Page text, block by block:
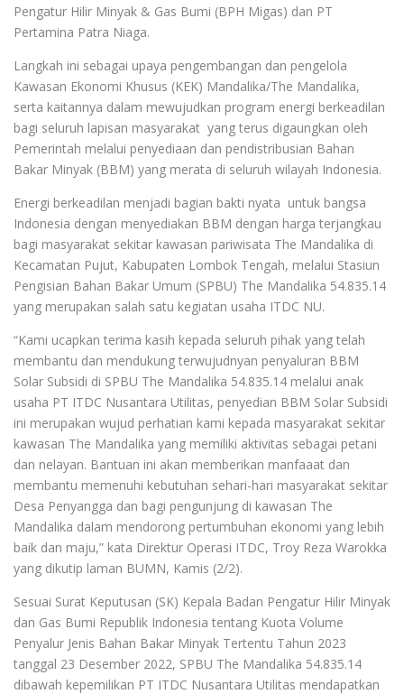
Pengatur Hilir Minyak & Gas Bumi (BPH Migas) dan PT
Pertamina Patra Niaga.
Langkah ini sebagai upaya pengembangan dan pengelola
Kawasan Ekonomi Khusus (KEK) Mandalika/The Mandalika,
serta kaitannya dalam mewujudkan program energi berkeadilan
bagi seluruh lapisan masyarakat yang terus digaungkan oleh
Pemerintah melalui penyediaan dan pendistribusian Bahan
Bakar Minyak (BBM) yang merata di seluruh wilayah Indonesia.
Energi berkeadilan menjadi bagian bakti nyata untuk bangsa
Indonesia dengan menyediakan BBM dengan harga terjangkau
bagi masyarakat sekitar kawasan pariwisata The Mandalika di
Kecamatan Pujut, Kabupaten Lombok Tengah, melalui Stasiun
Pengisian Bahan Bakar Umum (SPBU) The Mandalika 54.835.14
yang merupakan salah satu kegiatan usaha ITDC NU.
“Kami ucapkan terima kasih kepada seluruh pihak yang telah
membantu dan mendukung terwujudnyan penyaluran BBM
Solar Subsidi di SPBU The Mandalika 54.835.14 melalui anak
usaha PT ITDC Nusantara Utilitas, penyedian BBM Solar Subsidi
ini merupakan wujud perhatian kami kepada masyarakat sekitar
kawasan The Mandalika yang memiliki aktivitas sebagai petani
dan nelayan. Bantuan ini akan memberikan manfaaat dan
membantu memenuhi kebutuhan sehari-hari masyarakat sekitar
Desa Penyangga dan bagi pengunjung di kawasan The
Mandalika dalam mendorong pertumbuhan ekonomi yang lebih
baik dan maju,” kata Direktur Operasi ITDC, Troy Reza Warokka
yang dikutip laman BUMN, Kamis (2/2).
Sesuai Surat Keputusan (SK) Kepala Badan Pengatur Hilir Minyak
dan Gas Bumi Republik Indonesia tentang Kuota Volume
Penyalur Jenis Bahan Bakar Minyak Tertentu Tahun 2023
tanggal 23 Desember 2022, SPBU The Mandalika 54.835.14
dibawah kepemilikan PT ITDC Nusantara Utilitas mendapatkan